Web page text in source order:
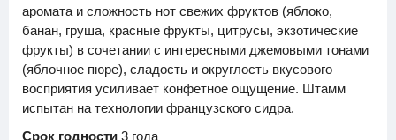
аромата и сложность нот свежих фруктов (яблоко,
банан, груша, красные фрукты, цитрусы, экзотические
фрукты) в сочетании с интересными джемовыми тонами
(яблочное пюре), сладость и округлость вкусового
восприятия усиливает конфетное ощущение. Штамм
испытан на технологии французского сидра.
Срок годности 3 года